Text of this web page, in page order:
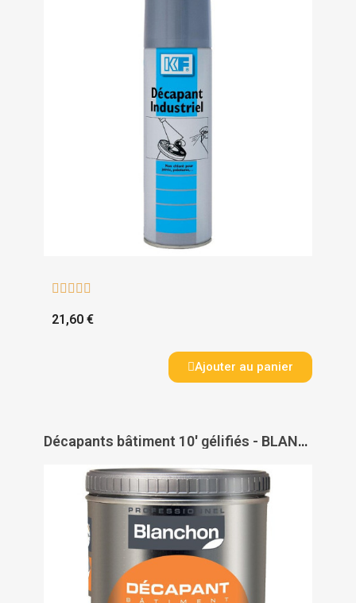
    
21,60 €
Ajouter au panier
Décapants bâtiment 10' gélifiés - BLANCHON